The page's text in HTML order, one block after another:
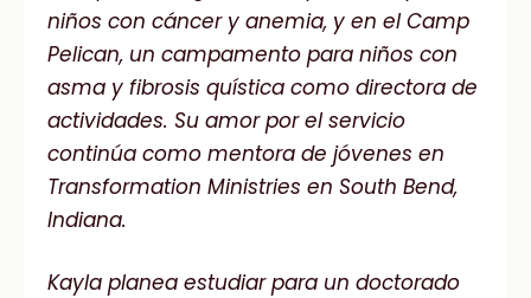
niños con cáncer y anemia, y en el Camp
Pelican, un campamento para niños con
asma y fibrosis quística como directora de
actividades. Su amor por el servicio
continúa como mentora de jóvenes en
Transformation Ministries en South Bend,
Indiana.
Kayla planea estudiar para un doctorado